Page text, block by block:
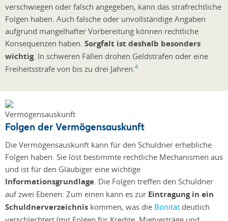
verschwiegen oder falsch angegeben, kann das strafrechtliche
Folgen haben. Auch falsche oder unvollständige Angaben
aufgrund mangelhafter Vorbereitung können rechtliche
Konsequenzen haben. Sorgfalt ist deshalb besonders
wichtig. In schweren Fällen drohen Geldstrafen oder eine
Freiheitsstrafe von bis zu drei Jahren. 4
Folgen der Vermögensauskunft
Die Vermögensauskunft kann für den Schuldner erhebliche
Folgen haben. Sie löst bestimmte rechtliche Mechanismen aus
und ist für den Gläubiger eine wichtige
Informationsgrundlage. Die Folgen treffen den Schuldner
auf zwei Ebenen: Zum einen kann es zur Eintragung in ein
Schuldnerverzeichnis kommen, was die Bonität deutlich